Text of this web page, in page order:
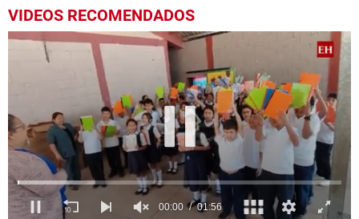
VIDEOS RECOMENDADOS